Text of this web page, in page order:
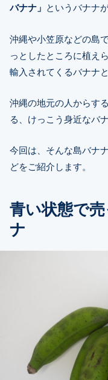
バナナ」 というバナナ
沖縄や小笠原などの島
っとしたところに植え
輸入されてくるバナナ
沖縄の地元の人からす
る、けっこう身近なバ
今回は、そんな島バナ
どをご紹介します。
青い状態で
ナ